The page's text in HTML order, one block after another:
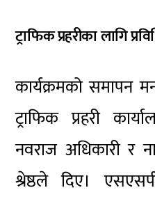
ट्राफिक प्रहरीका लागि
कार्यक्रमको समापन
ट्राफिक प्रहरी
नवराज अधिकारी र
श्रेष्ठले दिए।